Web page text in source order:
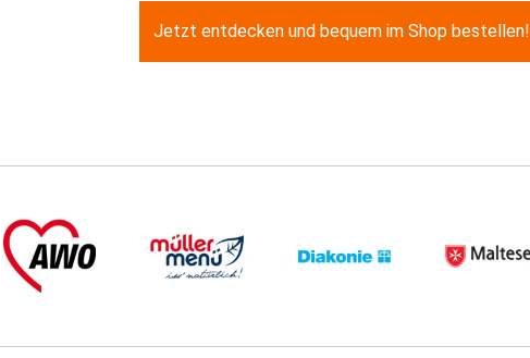
Jetzt entdecken und bequem im Shop bestellen!